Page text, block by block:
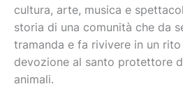
cultura, arte, musica e
storia di una comunità che da
tramanda e fa rivivere in un
devozione al santo protettore
animali.